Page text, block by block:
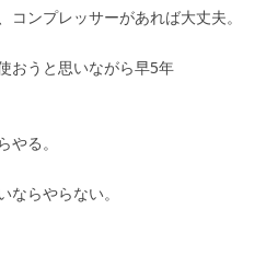
コンプレッサーがあれば大丈夫。
おうと思いながら早5年
やる。
ならやらない。